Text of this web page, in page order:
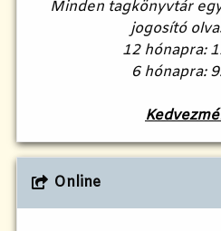
Minden tagkönyvtár
jogosító
12 hónapra:
6 hónapra:
Online